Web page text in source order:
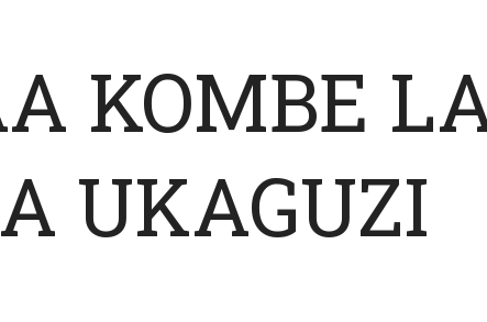
KOMBE
UKAGUZI